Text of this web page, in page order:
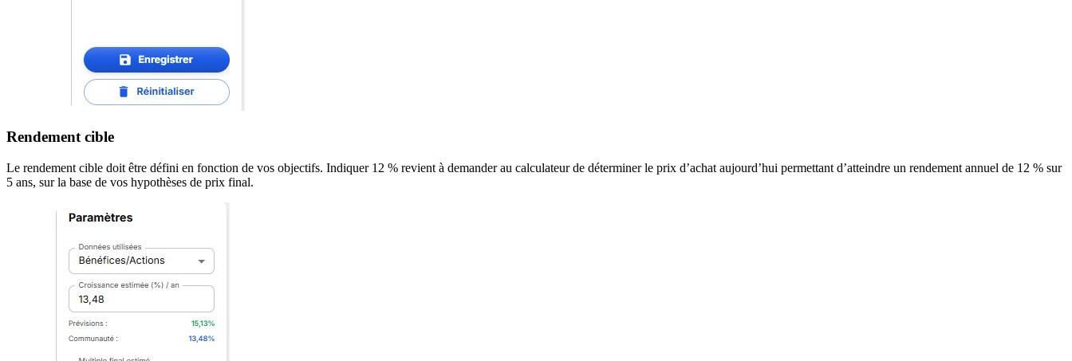
Rendement cible
Le rendement cible doit être défini en fonction de vos objectifs. Indiquer 12 % revient à demander au calculateur de déterminer le prix d’achat aujourd’hui permettant d’atteindre un rendement annuel de 12 % sur
5 ans, sur la base de vos hypothèses de prix final.